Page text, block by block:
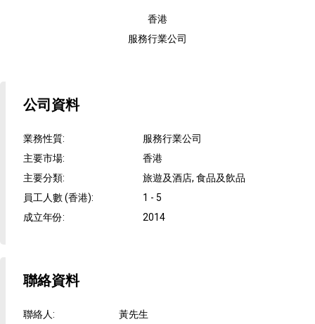
香港
服務行業公司
公司資料
業務性質:
服務行業公司
主要市場:
香港
主要分類:
旅遊及酒店, 食品及飲品
員工人數 (香港):
1 - 5
成立年份: 2014
聯絡資料
聯絡人:
黃先生